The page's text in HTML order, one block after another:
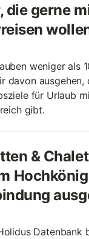
die gerne
weniger als
davon ausgehen,
für Urlaub
gibt.
&
Datenbank